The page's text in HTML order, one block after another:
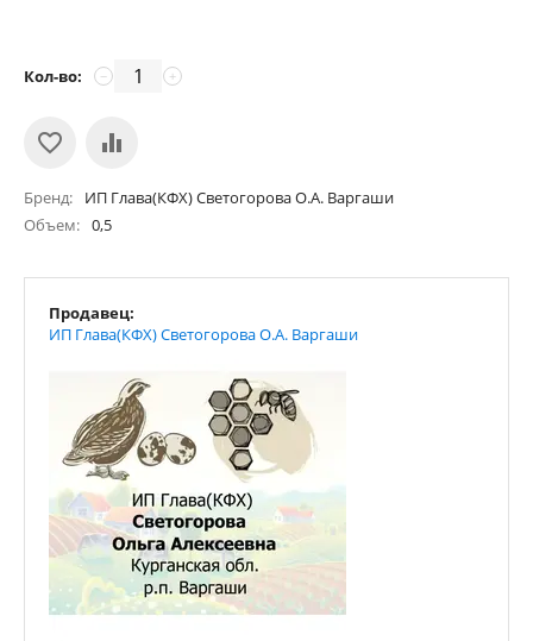
Кол-во: +
−
Бренд
ИП Глава(КФХ) Светогорова О.А. Варгаши
Объем
0,5
Продавец:
ИП Глава(КФХ) Светогорова О.А. Варгаши